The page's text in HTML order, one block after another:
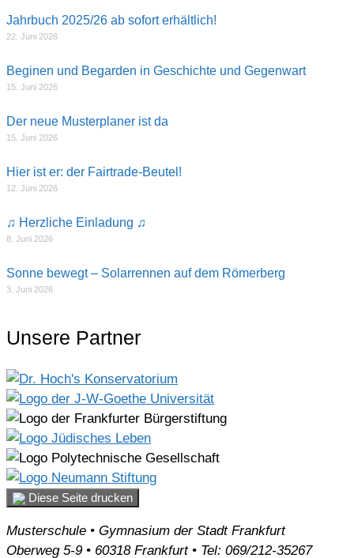
Jahrbuch 2025/26 ab sofort erhältlich!
22. Juni 2026
Beginen und Begarden in Geschichte und Gegenwart
15. Juni 2026
Der neue Musterplaner ist da
15. Juni 2026
Hier ist er: der Fairtrade-Beutel!
12. Juni 2026
♫ Herzliche Einladung ♫
8. Juni 2026
Sonne bewegt – Solarrennen auf dem Römerberg
3. Juni 2026
Unsere Partner
Diese Seite drucken
Musterschule • Gymnasium der Stadt Frankfurt
Oberweg 5-9 • 60318 Frankfurt • Tel: 069/212-35267